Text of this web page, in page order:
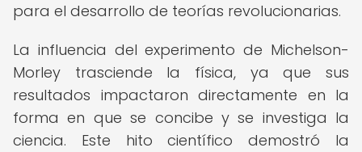
para el desarrollo de teorías revolucionarias.
La influencia del experimento de Michelson-
Morley trasciende la física, ya que sus
resultados impactaron directamente en la
forma en que se concibe y se investiga la
ciencia. Este hito científico demostró la